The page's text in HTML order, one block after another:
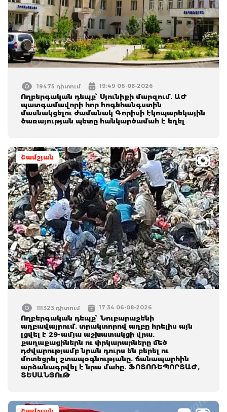
19475 դիտում 19:49 06-08-2026
Ողբերգական դեպք՝ Սյունիքի մարզում. ԱԺ
պատգամավորի հոր հոգեհանգստին
մասնակցելու ժամանակ Գորիսի էկոպարեկային
ծառայության պետը հանկարծամահ է եղել
Շամշյան
111323 դիտում 17:34 06-08-2026
Ողբերգական դեպք՝ Նուբարաշենի
աղբավայրում. տրակտորով աղբը հրելիս այն
լցվել է 29-ամյա աշխատակցի վրա.
քաղաքացիներն ու փրկարարները մեծ
դժվարությամբ նրան դուրս են բերել ու
մոտեցրել շտապօգնությանը. ճանապարհին
արձանագրվել է նրա մահը. ՖՈՏՈՌԵՊՈՐՏԱԺ,
ՏԵՍԱՆՅՈւԹ